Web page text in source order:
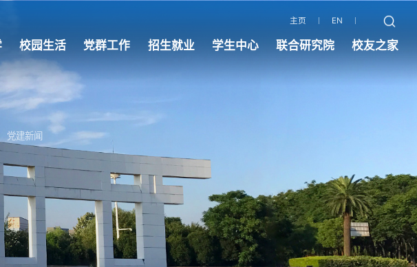
主页 EN
校园生活 党群工作 招生就业 学生中心 联合研究院 校友之家
党建新闻